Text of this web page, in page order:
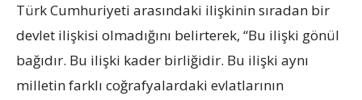
Türk Cumhuriyeti arasındaki ilişkinin sıradan bir
devlet ilişkisi olmadığını belirterek, “Bu ilişki gönül
bağıdır. Bu ilişki kader birliğidir. Bu ilişki aynı
milletin farklı coğrafyalardaki evlatlarının